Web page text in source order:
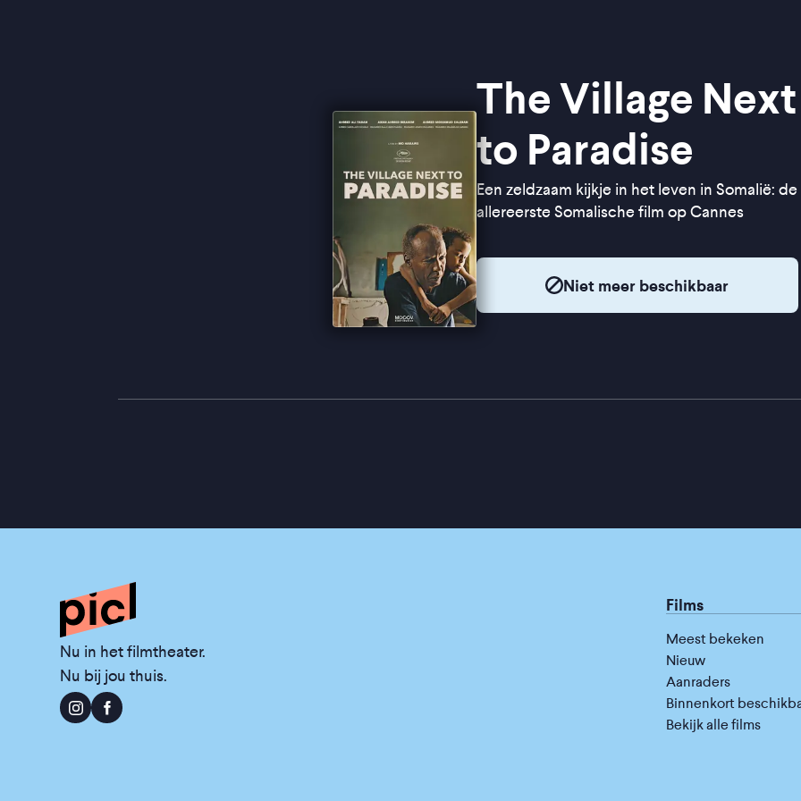
The Village Next
to Paradise
Een zeldzaam kijkje in het leven in Somalië: de
allereerste Somalische film op Cannes
Niet meer beschikbaar
Nu in het filmtheater.
Nu bij jou thuis.
Films
Meest bekeken
Nieuw
Aanraders
Binnenkort
Bekijk alle films